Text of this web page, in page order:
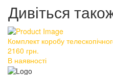
Дивіться
Комплект коробу
2160 грн.
В наявності